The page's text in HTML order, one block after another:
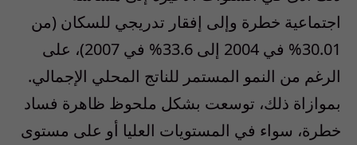
اجتماعية خطرة وإلى إفقار تدريجي للسكان (من
30.01% في 2004 إلى 33.6% في 2007)، على
الرغم من النمو المستمر للناتج المحلي الإجمالي.
بموازاة ذلك، توسعت بشكل ملحوظ ظاهرة فساد
خطرة، سواء في المستويات العليا أو على مستوى